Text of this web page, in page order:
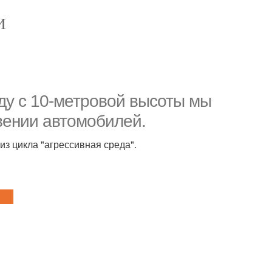
с 10-метровой высоты мы
автомобилей.
цикла "агрессивная среда".